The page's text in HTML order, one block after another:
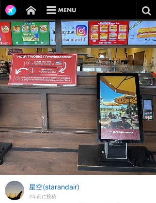
星空(starandair)
2年前に投稿